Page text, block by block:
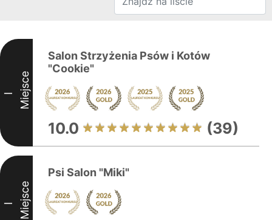
I Miejsce
Salon Strzyżenia Psów i Kotów
"Cookie"
10.0 (39)
I Miejsce
Psi Salon "Miki"